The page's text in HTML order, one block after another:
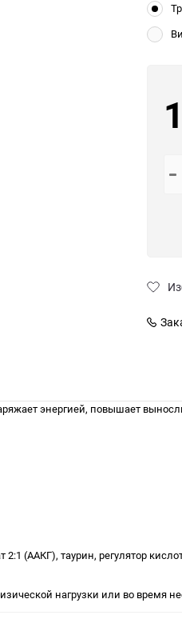
энергией, повышает
(ААКГ), таурин, регулятор
нагрузки или во время